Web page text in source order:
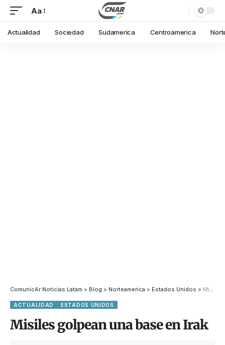
Aa
Actualidad Sociedad Sudamerica Centroamerica
ComunicAr Noticias Latam > Blog > Norteamerica > Estados Unidos > Misiles golpean una base en Irak
ACTUALIDAD ESTADOS UNIDOS
Misiles golpean una base en Irak